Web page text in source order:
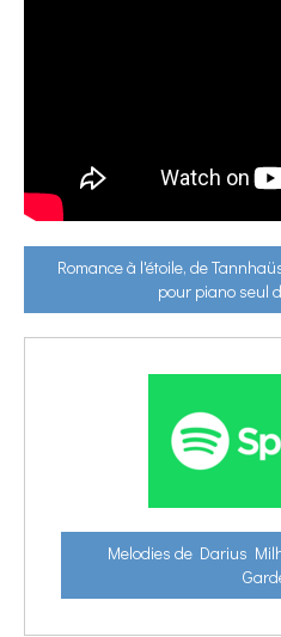
Romance à l'étoile, de
pour piano seul
Melodies de Darius